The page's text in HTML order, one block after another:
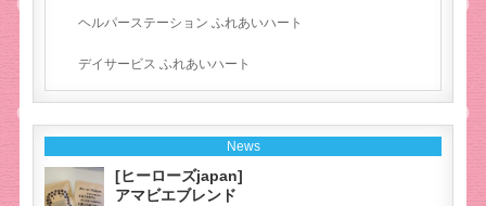
ヘルパーステーション ふれあいハート
デイサービス ふれあいハート
News
[ヒーローズjapan]
アマビエブレンド